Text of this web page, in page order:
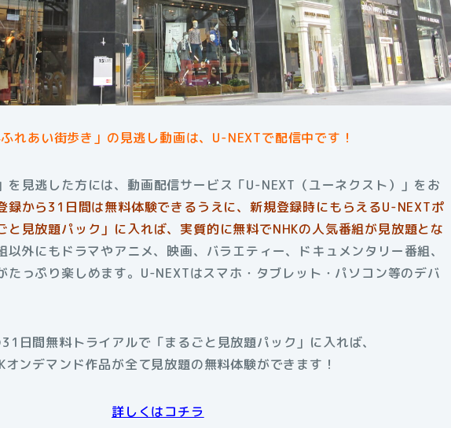
ふれあい街歩き」 の見逃し動画は、U-NEXTで配信中です！
を見逃した方には、動画配信サービス「U-NEXT（ユーネクスト）」をお
録から31日間は無料体験できるうえに、新規登録時にもらえるU-NEXTポ
と見放題パック」に入れば、実質的に無料でNHKの人気番組が見放題とな
以外にもドラマやアニメ、映画、バラエティー、ドキュメンタリー番組、
たっぷり楽しめます。U-NEXTはスマホ・タブレット・パソコン等のデバ
日間無料トライアルで「まるごと見放題パック」に入れば、
オンデマンド作品が全て見放題の無料体験ができます！
詳しくはコチラ